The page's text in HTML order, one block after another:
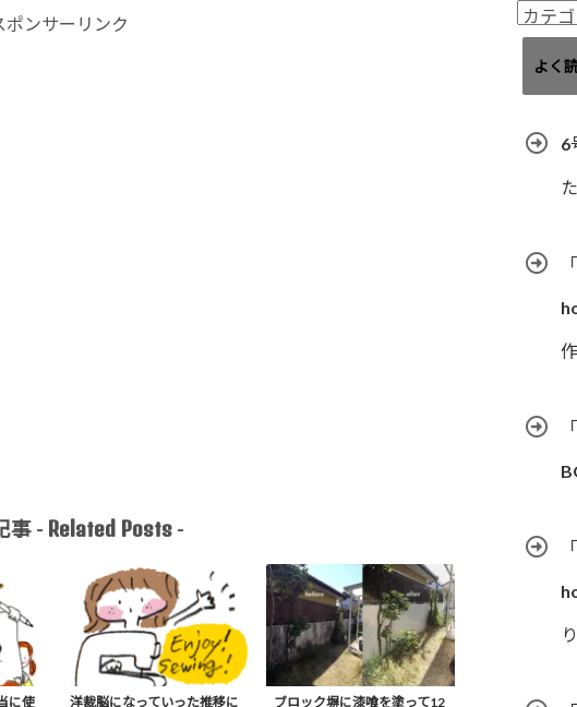
ポンサーリンク
事 - Related Posts-
に使
洋裁脳になっていった推移に
ブロック塀に漆喰を塗って12
ブ
カ
テ
リ
よく
6